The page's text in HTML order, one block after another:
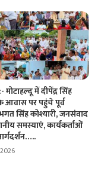
में दीपेंद्र सिंह
आवास पर पहुंचे पूर्व
सिंह कोश्यारी, जनसंवाद
समस्याएं, कार्यकर्ताओं